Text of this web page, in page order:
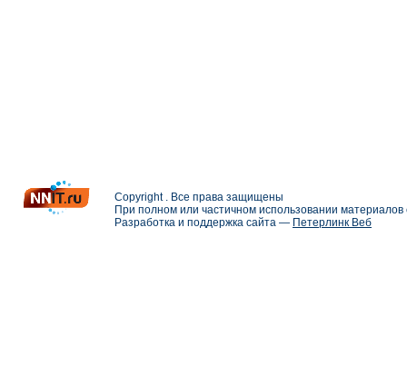
Copyright . Все права защищены
При полном или частичном использовании
Разработка и поддержка сайта — Петерлинк Веб